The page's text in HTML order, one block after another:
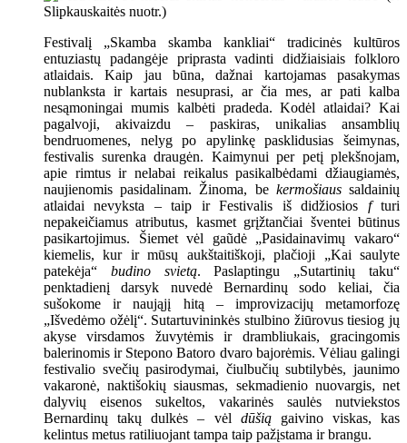
Festivalį „Skamba skamba kankliai“ tradicinės kultūros
entuziastų padangėje priprasta vadinti didžiaisiais folkloro
atlaidais. Kaip jau būna, dažnai kartojamas pasakymas
nublanksta ir kartais nesuprasi, ar čia mes, ar pati kalba
nesąmoningai mumis kalbėti pradeda. Kodėl atlaidai? Kai
pagalvoji, akivaizdu – paskiras, unikalias ansamblių
bendruomenes, nelyg po apylinkę pasklidusias šeimynas,
festivalis surenka draugėn. Kaimynui per petį plekšnojam,
apie rimtus ir nelabai reikalus pasikalbėdami džiaugiamės,
naujienomis pasidalinam. Žinoma, be kermošiaussaldainių
atlaidai nevyksta – taip ir Festivalis iš didžiosios fturi
nepakeičiamus atributus, kasmet grįžtančiai šventei būtinus
pasikartojimus. Šiemet vėl gaũdė „Pasidainavimų vakaro“
kiemelis, kur ir mūsų aukštaitiškoji, plačioji „Kai saulyte
patekėja“ budino svietą. Paslaptingu „Sutartinių taku“
penktadienį darsyk nuvedė Bernardinų sodo keliai, čia
sušokome ir naująjį hitą – improvizacijų metamorfozę
„Išvedėmo ožėlį“. Sutartuvininkės stulbino žiūrovus tiesiog jų
akyse virsdamos žuvytėmis ir drambliukais, gracingomis
balerinomis ir Stepono Batoro dvaro bajorėmis. Vėliau galingi
festivalio svečių pasirodymai, čiulbučių subtilybės, jaunimo
vakaronė, naktišokių siausmas, sekmadienio nuovargis, net
dalyvių eisenos sukeltos, vakarinės saulės nutviekstos
Bernardinų takų dulkės – vėl dūšiągaivino viskas, kas
kelintus metus ratiliuojant tampa taip pažįstama ir brangu.